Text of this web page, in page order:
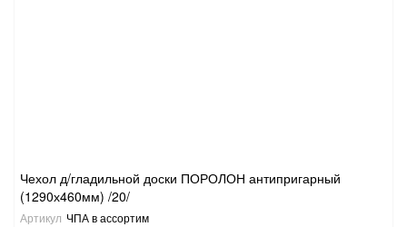
Чехол д/гладильной доски ПОРОЛОН антипригарный
(1290х460мм) /20/
Артикул ЧПА в ассортим